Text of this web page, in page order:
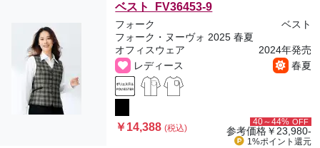
ベスト FV36453-9
フォーク
ベスト
フォーク・ヌーヴォ 2025 春夏
オフィスウェア
2024年発売
レディース
春夏
￥14,388(税込)
40～44% OFF
参考価格￥23,980-
1%ポイント 還元